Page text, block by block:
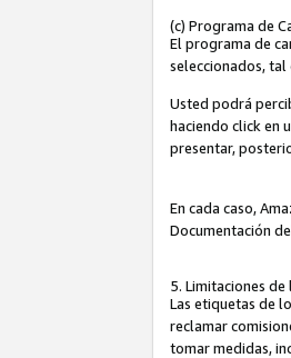
(c) Programa de
El programa de
seleccionados, tal
Usted podrá
haciendo click en
presentar,
En cada caso,
Documentación
5. Limitaciones
Las etiquetas de
reclamar
tomar medidas,